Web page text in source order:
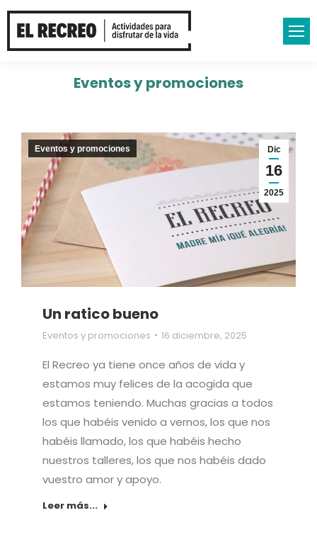
Eventos y promociones
Dic
16
2025
Eventos y promociones
Un ratico bueno
Eventos y promociones 16 diciembre, 2025
El Recreo ya tiene once años de vida y
estamos muy felices de la acogida que
estamos teniendo. Muchas gracias a todos
los que habéis venido a vernos, los que nos
habéis llamado, los que habéis hecho
nuestros talleres, los que nos habéis dado
vuestro amor y apoyo.
Leer más...